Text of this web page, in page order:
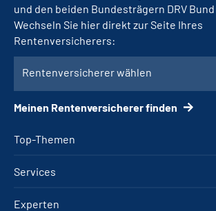
Top-Themen
Services
Experten
und den beiden Bundesträgern DRV Bund
Wechseln Sie hier direkt zur Seite Ihres
Rentenversicherers:
Rentenversicherer wählen
Meinen Rentenversicherer finden